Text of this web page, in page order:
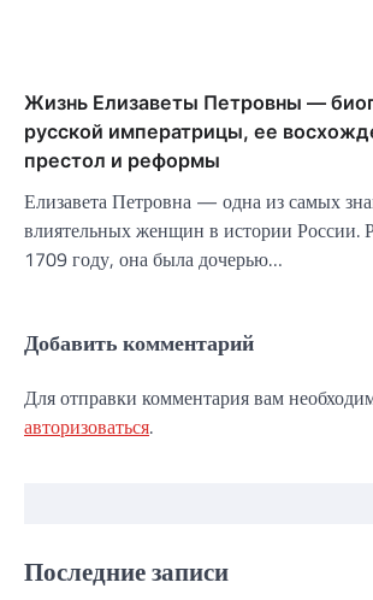
Жизнь Елизаветы Петровны —
русской императрицы, ее
престол и реформы
Елизавета Петровна — одна из самых
влиятельных женщин в истории России.
1709 году, она была дочерью…
Добавить комментарий
Для отправки комментария вам
авторизоваться.
Последние записи